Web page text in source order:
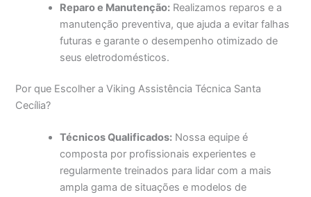
Reparo e Manutenção: Realizamos reparos e a
manutenção preventiva, que ajuda a evitar falhas
futuras e garante o desempenho otimizado de
seus eletrodomésticos.
Por que Escolher a Viking Assistência Técnica Santa
Cecília?
Técnicos Qualificados: Nossa equipe é
composta por profissionais experientes e
regularmente treinados para lidar com a mais
ampla gama de situações e modelos de